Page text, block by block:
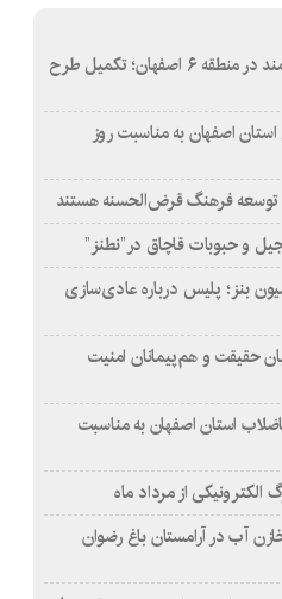
نصب ۳۶ هزار پلاک آبی هوشمند در منطقه ۶ اصفهان؛ تکمیل طرح
اصفهان به مناسبت روز
فرهنگ قرض‌الحسنه هستند
بنز؛ پلیس درباره عادی‌سازی
حقیقت و هم‌پیمانان امنیت
استان اصفهان به مناسبت
الکترونیکی از مرداد ماه
آب در آرامستان‌ باغ رضوان